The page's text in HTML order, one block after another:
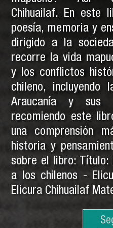
Chihuailaf. En este
poesía, memoria y
dirigido a la
recorre la vida
y los conflictos
chileno, incluyendo
Araucanía y sus
recomiendo este
una comprensión
historia y
sobre el libro: Título:
a los chilenos -
Elicura Chihuailaf